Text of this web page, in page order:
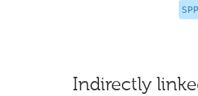
Indirectly